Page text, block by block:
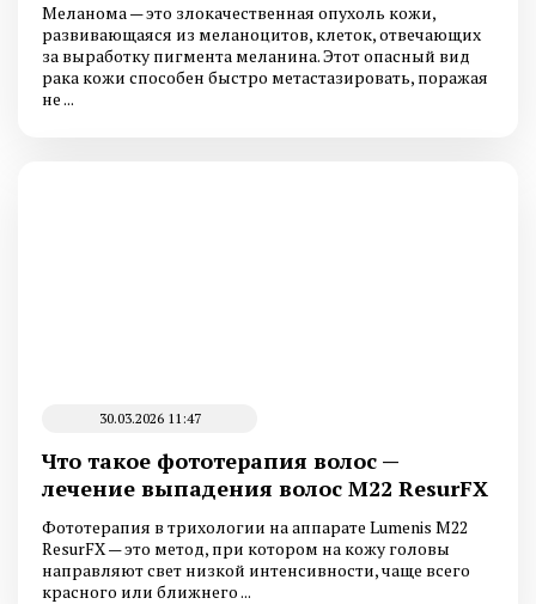
Меланома — это злокачественная опухоль кожи,
развивающаяся из меланоцитов, клеток, отвечающих
за выработку пигмента меланина. Этот опасный вид
рака кожи способен быстро метастазировать, поражая
не ...
30.03.2026 11:47
Что такое фототерапия волос —
лечение выпадения волос M22 ResurFX
Фототерапия в трихологии на аппарате Lumenis М22
ResurFX — это метод, при котором на кожу головы
направляют свет низкой интенсивности, чаще всего
красного или ближнего ...